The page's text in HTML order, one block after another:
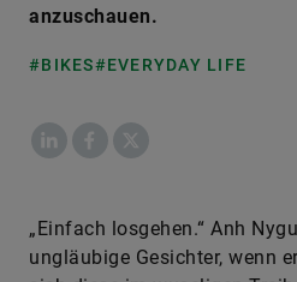
anzuschauen.
#BIKES#EVERYDAY LIFE
LinkedInFacebook
X
​„Einfach losgehen.“ Anh
ungläubige Gesichter, wenn